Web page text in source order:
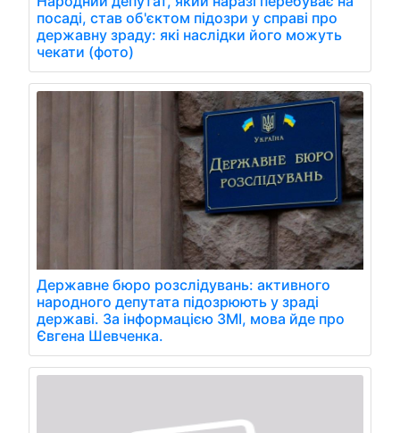
посаді, став об'єктом підозри у справі про
державну зраду: які наслідки його можуть
чекати (фото)
Державне бюро розслідувань: активного
народного депутата підозрюють у зраді
державі. За інформацією ЗМІ, мова йде про
Євгена Шевченка.